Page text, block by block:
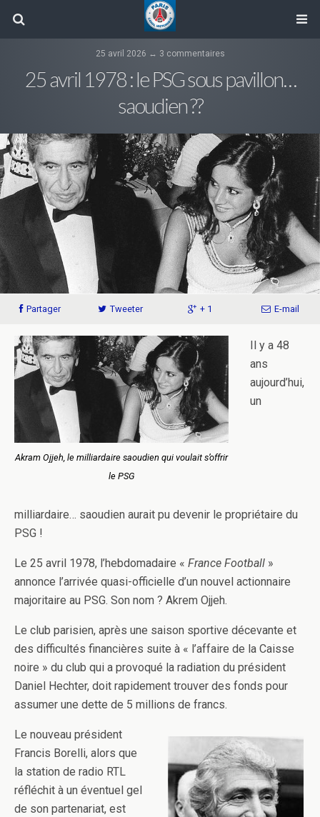
25 avril 2026 ↔ 3 commentaires
25 avril 1978 : le PSG sous pavillon…
saoudien ??
Partager Tweeter + 1 E-mail
Akram Ojjeh, le milliardaire saoudien qui voulait s’offrir
le PSG
Il y a 48
ans
aujourd’hui,
un
milliardaire… saoudien aurait pu devenir le propriétaire du
PSG !
Le 25 avril 1978, l’hebdomadaire « France Football »
annonce l’arrivée quasi-officielle d’un nouvel actionnaire
majoritaire au PSG. Son nom ? Akrem Ojjeh.
Le club parisien, après une saison sportive décevante et
des difficultés financières suite à « l’affaire de la Caisse
noire » du club qui a provoqué la radiation du président
Daniel Hechter, doit rapidement trouver des fonds pour
assumer une dette de 5 millions de francs.
Le nouveau président
Francis Borelli, alors que
la station de radio RTL
réfléchit à un éventuel gel
de son partenariat, est